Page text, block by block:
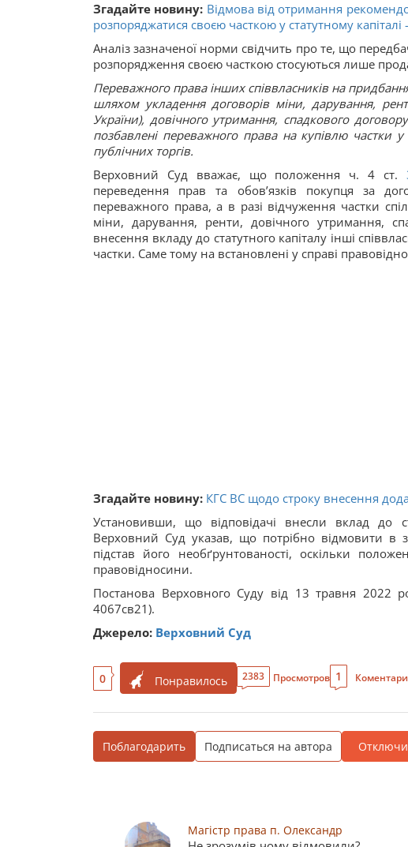
Згадайте новину: Відмова від отримання
розпоряджатися своєю часткою у статутному капіталі
Аналіз зазначеної норми свідчить про те, що
розпорядження своєю часткою стосуються лише
Переважного права інших співвласників на
шляхом укладення договорів міни, дарування,
України), довічного утримання, спадкового
позбавлені переважного права на купівлю частки у
публічних торгів.
Верховний Суд вважає, що положення ч. 4 ст.
переведення прав та обов’язків покупця за
переважного права, а в разі відчуження частки
міни, дарування, ренти, довічного утримання,
внесення вкладу до статутного капіталу інші
частки. Саме тому на встановлені у справі
Згадайте новину: КГС ВС щодо строку внесення
Установивши, що відповідачі внесли вклад до
Верховний Суд указав, що потрібно відмовити в
підстав його необґрунтованості, оскільки
правовідносини.
Постанова Верховного Суду від 13 травня
4067св21).
Джерело: Верховний Суд
0 Понравилось 2383 Просмотров 1
Поблагодарить Подписаться на автора
Магістр права п. Олександр